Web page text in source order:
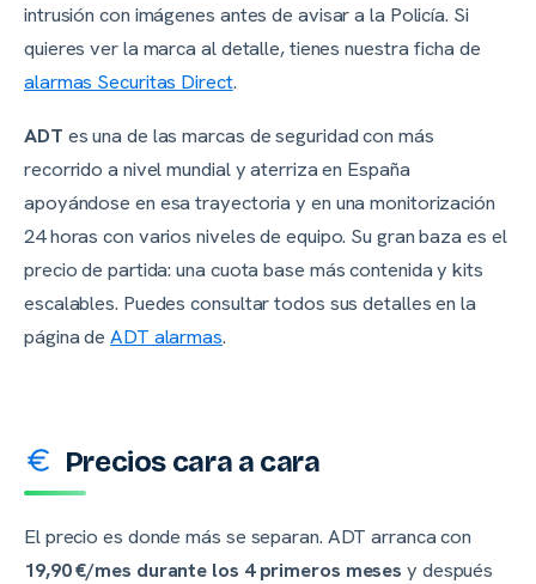
intrusión con imágenes antes de avisar a la Policía. Si
quieres ver la marca al detalle, tienes nuestra ficha de
alarmas Securitas Direct.
ADT es una de las marcas de seguridad con más
recorrido a nivel mundial y aterriza en España
apoyándose en esa trayectoria y en una monitorización
24 horas con varios niveles de equipo. Su gran baza es el
precio de partida: una cuota base más contenida y kits
escalables. Puedes consultar todos sus detalles en la
página deADT alarmas.
Precios cara a cara
El precio es donde más se separan. ADT arranca con
19,90 €/mes durante los 4 primeros meses y después